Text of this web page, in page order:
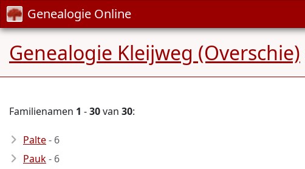
Genealogie Online
Genealogie Kleijweg (Overschie)
Familienamen 1 -30van 30:
Palte- 6
Pauk- 6